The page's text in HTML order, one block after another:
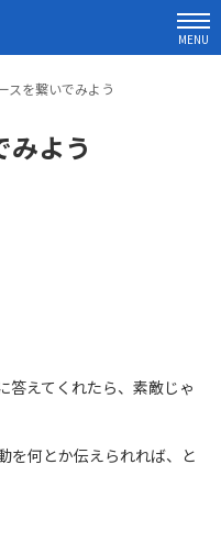
MENU
スを繋いでみよう
みよう
答えてくれたら、素敵じゃ
を何とか伝えられれば、と